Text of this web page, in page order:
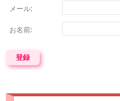
メール:
お名前: